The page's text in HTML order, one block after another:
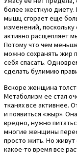
более жесткую диету.
мышц сгорает еще
изменений, поскольку
активно расщепляет
Потому что чем
можно сохранять жир
себя спасать.
сделать булимию
Вскоре женщина
Метаболизм ее стал
тканях все активнее.
и появиться «жыр».
вредно, нужно
многие женщины
просто жить. Но
какое-то время все